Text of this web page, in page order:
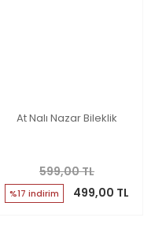
At Nalı Nazar Bileklik
599,00 TL
%17 indirim 499,00 TL